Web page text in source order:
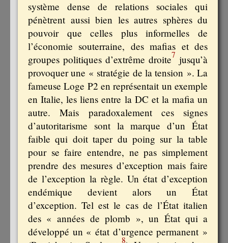
système dense de relations sociales qui
pénètrent aussi bien les autres sphères du
pouvoir que celles plus informelles de
l’économie souterraine, des mafias et des
groupes politiques d’extrême droite7 jusqu’à
provoquer une « stratégie de la tension ». La
fameuse Loge P2 en représentait un exemple
en Italie, les liens entre la DC et la mafia un
autre. Mais paradoxalement ces signes
d’autoritarisme sont la marque d’un État
faible qui doit taper du poing sur la table
pour se faire entendre, ne pas simplement
prendre des mesures d’exception mais faire
de l’exception la règle. Un état d’exception
endémique devient alors un État
d’exception. Tel est le cas de l’État italien
des « années de plomb », un État qui a
développé un « état d’urgence permanent »
8